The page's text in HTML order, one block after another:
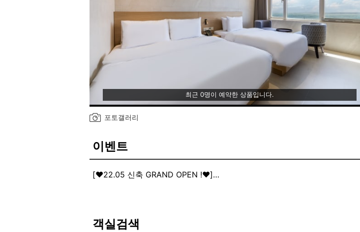
최근 0명이 예약한 상품입니다.
포토갤러리
이벤트
[❤22.05 신축 GRAND OPEN !❤]
객실검색